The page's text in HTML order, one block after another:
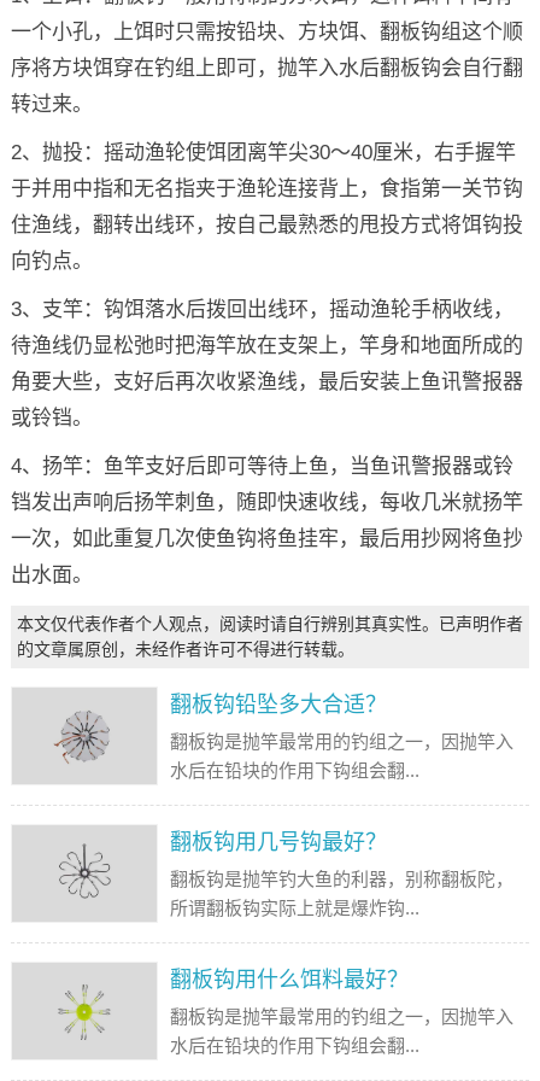
一个小孔，上饵时只需按铅块、方块饵、翻板钩组这个顺
序将方块饵穿在钓组上即可，抛竿入水后翻板钩会自行翻
转过来。
2、抛投：摇动渔轮使饵团离竿尖30～40厘米，右手握竿
于并用中指和无名指夹于渔轮连接背上，食指第一关节钩
住渔线，翻转出线环，按自己最熟悉的甩投方式将饵钩投
向钓点。
3、支竿：钩饵落水后拨回出线环，摇动渔轮手柄收线，
待渔线仍显松弛时把海竿放在支架上，竿身和地面所成的
角要大些，支好后再次收紧渔线，最后安装上鱼讯警报器
或铃铛。
4、扬竿：鱼竿支好后即可等待上鱼，当鱼讯警报器或铃
铛发出声响后扬竿刺鱼，随即快速收线，每收几米就扬竿
一次，如此重复几次使鱼钩将鱼挂牢，最后用抄网将鱼抄
出水面。
本文仅代表作者个人观点，阅读时请自行辨别其真实性。已声明作者
的文章属原创，未经作者许可不得进行转载。
翻板钩铅坠多大合适？
翻板钩是抛竿最常用的钓组之一，因抛竿入
水后在铅块的作用下钩组会翻...
翻板钩用几号钩最好？
翻板钩是抛竿钓大鱼的利器，别称翻板陀，
所谓翻板钩实际上就是爆炸钩...
翻板钩用什么饵料最好？
翻板钩是抛竿最常用的钓组之一，因抛竿入
水后在铅块的作用下钩组会翻...